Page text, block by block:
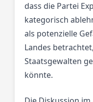
dass die Partei
kategorisch
als potenzielle
Landes
Staatsgewalten
könnte.